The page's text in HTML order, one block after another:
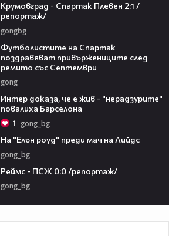
Крумовград - Спартак Плевен 2:1 /
репортаж/
gongbg
Футболистите на Спартак
поздравяват привържениците след
ремито със Септември
gong
Интер доказа, че е жив - "нерадзурите"
повалиха Барселона
1 gong_bg
На "Елън роуд" преди мач на Лийдс
gong_bg
Реймс - ПСЖ 0:0 /репортаж/
gong_bg